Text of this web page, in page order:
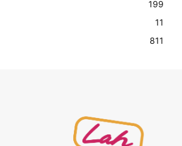
199
11
811